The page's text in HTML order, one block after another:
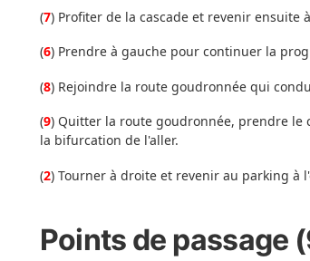
(7) Profiter de la cascade et revenir ensuite
(6) Prendre à gauche pour continuer la
(8) Rejoindre la route goudronnée qui
(9) Quitter la route goudronnée, prendre le
la bifurcation de l'aller.
(2) Tourner à droite et revenir au parking à
Points de passage